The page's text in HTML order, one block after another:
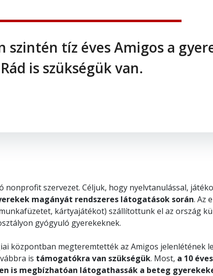
szintén tíz éves Amigos a
is szükségük van.
szervezet. Céljuk, hogy nyelvtanulással,
magányát rendszeres látogatások során. Az
kártyajátékot) szállítottunk el az ország
gyógyuló gyerekeknek.
központban megteremtették az Amigos jelenlétének
is támogatókra van szükségük. Most, a 10
is megbízhatóan látogathassák a beteg